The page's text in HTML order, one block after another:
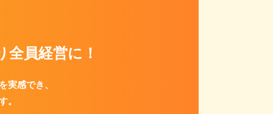
全員経営に！
実感でき、
。